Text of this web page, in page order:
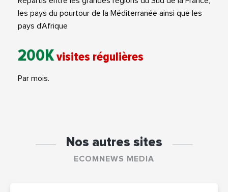
les pays du pourtour de la Méditerranée ainsi que les
pays d'Afrique
200Kvisites régulières
Par mois.
Nos autres sites
ECOMNEWS MEDIA